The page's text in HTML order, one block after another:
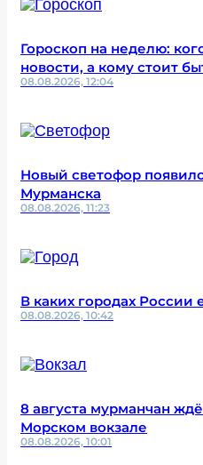
Гороскоп на неделю:
новости, а кому стоит
08.08.2026, 12:04
Новый светофор
Мурманска
08.08.2026, 11:23
В каких городах России
08.08.2026, 10:42
8 августа мурманчан
Морском вокзале
08.08.2026, 10:01